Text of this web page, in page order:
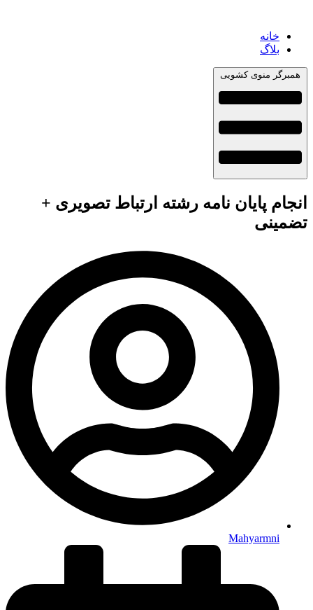
خانه
بلاگ
همبرگر منوی کشویی
انجام پایان نامه رشته ارتباط تصویری +
تضمینی
Mahyarmni